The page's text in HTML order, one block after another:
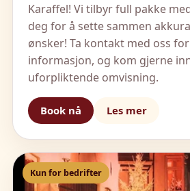
Karaffel! Vi tilbyr full pakke
deg for å sette sammen
ønsker! Ta kontakt med oss
informasjon, og kom gjerne
uforpliktende omvisning.
Book nå Les mer
Kun for bedrifter